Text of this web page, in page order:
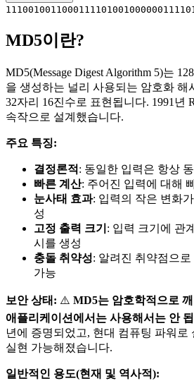
MD5이란?
MD5(Message Digest Algorithm 5)는
을 생성하는 널리 사용되는 암호화 해
32자리 16진수로 표현됩니다. 1991년
속작으로 설계했습니다.
주요 특징:
결정론적 : 동일한 입력은 항상
빠른 계산: 주어진 입력에 대해
눈사태 효과: 입력의 작은 변화
성
고정 출력 크기 : 입력 크기에 관
시를 생성
충돌 취약성: 알려진 취약점으로
가능
보안 상태: ⚠️ MD5는 암호학적으로
애플리케이션에서는 사용해서는 안
년에 증명되었고, 현대 컴퓨팅 파워로
실현 가능해졌습니다.
일반적인 용도(현재 및 역사적):